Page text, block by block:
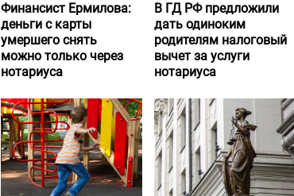
Финансист Ермилова:
деньги с карты
умершего снять
можно только через
нотариуса
В ГД РФ предложили
дать одиноким
родителям налоговый
вычет за услуги
нотариуса